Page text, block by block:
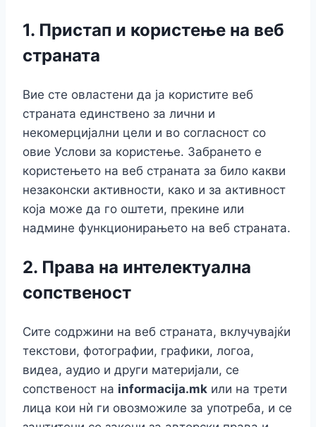
1. Пристап и користење на веб
страната
Вие сте овластени да ја користите веб
страната единствено за лични и
некомерцијални цели и во согласност со
овие Услови за користење. Забрането е
користењето на веб страната за било какви
незаконски активности, како и за активност
која може да го оштети, прекине или
надмине функционирањето на веб страната.
2. Права на интелектуална
сопственост
Сите содржини на веб страната, вклучувајќи
текстови, фотографии, графики, логоа,
видеа, аудио и други материјали, се
сопственост на informacija.mk или на трети
лица кои нѝ ги овозможиле за употреба, и се